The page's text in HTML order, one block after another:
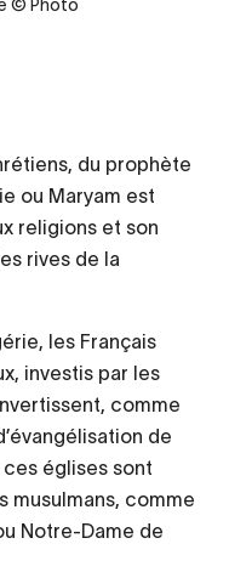
© Photo
du prophète
ou Maryam est
religions et son
rives de la
les Français
investis par les
comme
de
ces églises sont
musulmans, comme
Notre-Dame de